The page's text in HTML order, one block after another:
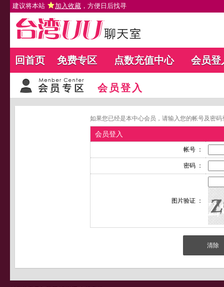
建议将本站 加入收藏 ，方便日后找寻
回首页 免费专区 点数充值中心 会员登
会员登入
如果您已经是本中心会员，请输入您的帐号及密
会员登入
帐号 ：
密码 ：
图片验证 ：